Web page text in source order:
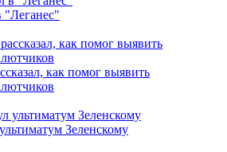
"Леганес"
как помог выявить
Зеленскому